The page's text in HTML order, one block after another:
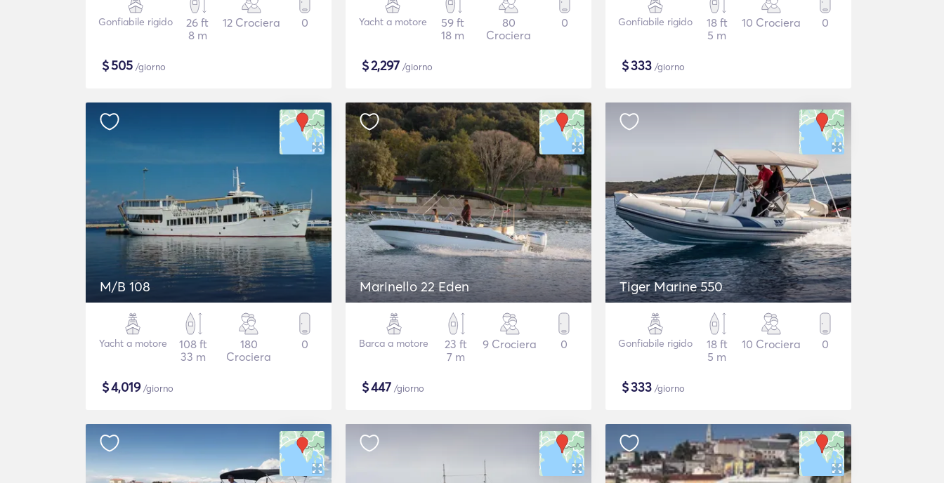
Gonfiabile rigido
26 ft
8 m
12 Crociera 0
$505 /giorno
Yacht a motore
59 ft
18 m
80
Crociera
0
$2,297 /giorno
Gonfiabile rigido
18 ft
5 m
10 Crociera 0
$333 /giorno
M/B 108
Yacht a motore
108 ft
33 m
180
Crociera
0
$4,019/giorno
Marinello 22 Eden
Barca a motore
23 ft
7 m
9 Crociera 0
$447 /giorno
Tiger Marine 550
Gonfiabile rigido
18 ft
5 m
10 Crociera 0
$333 /giorno